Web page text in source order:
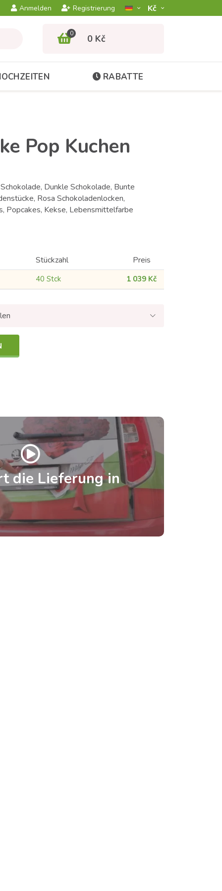
Anmelden Registrierung Kč­
0 0 Kč
RABATTE
Pop Kuchen
Dunkle Schokolade, Bunte
Rosa Schokoladenlocken,
Popcakes, Kekse, Lebensmittelfarbe
Stückzahl
Preis
40 Stck 1 039 Kč
die Lieferung in